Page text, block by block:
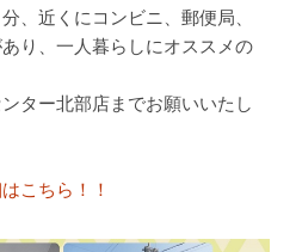
、近くにコンビニ、郵便局、
り、一人暮らしにオススメの
ター北部店までお願いいたし
こちら！！